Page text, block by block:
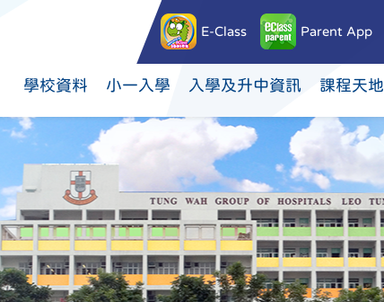
E-Class Parent App
學校資料 小一入學 入學及升中資訊 課程天地